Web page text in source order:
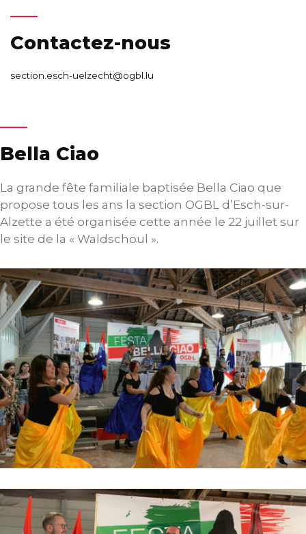
Contactez-nous
section.esch-uelzecht@ogbl.lu
Bella Ciao
La grande fête familiale baptisée Bella Ciao que
propose tous les ans la section OGBL d’Esch-sur-
Alzette a été organisée cette année le 22 juillet sur
le site de la « Waldschoul ».